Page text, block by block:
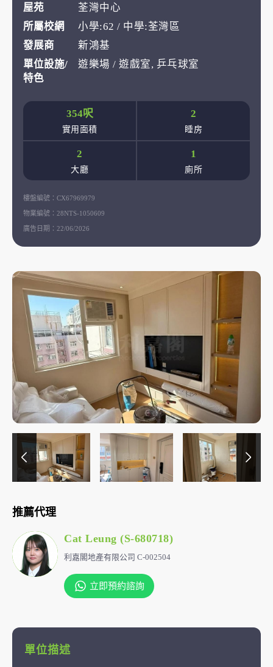
屋苑
荃灣中心
所屬校網
小學:62 / 中學:荃灣區
發展商
新鴻基
單位設施/
特色
遊樂場 / 遊戲室, 乒乓球室
354呎
實用面積
2
睡房
2
大廳
1
廁所
樓盤編號： CX67969979
物業編號： 28NTS-1050609
廣告日期： 22/06/2026
推薦代理
Cat Leung (S-680718)
利嘉閣地產有限公司 C-002504
立即預約諮詢
單位描述